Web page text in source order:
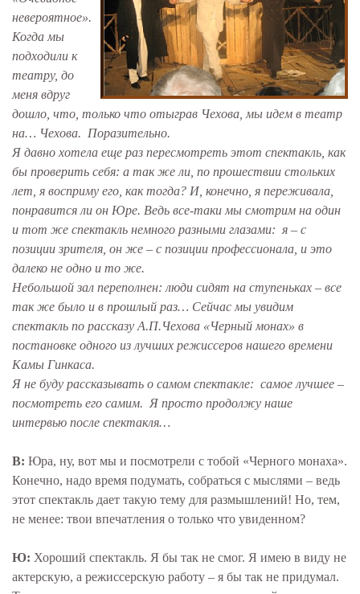
невероятное».
Когда мы
подходили к
театру, до
меня вдруг
дошло, что, только что отыграв Чехова, мы идем в театр
на… Чехова. Поразительно.
Я давно хотела еще раз пересмотреть этот спектакль, как
бы проверить себя: а так же ли, по прошествии стольких
лет, я восприму его, как тогда? И, конечно, я переживала,
понравится ли он Юре. Ведь все-таки мы смотрим на один
и тот же спектакль немного разными глазами: я – с
позиции зрителя, он же – с позиции профессионала, и это
далеко не одно и то же.
Небольшой зал переполнен: люди сидят на ступеньках – все
так же было и в прошлый раз… Сейчас мы увидим
спектакль по рассказу А.П.Чехова «Черный монах» в
постановке одного из лучших режиссеров нашего времени
Камы Гинкаса.
Я не буду рассказывать о самом спектакле: самое лучшее –
посмотреть его самим. Я просто продолжу наше
интервью после спектакля…
В: Юра, ну, вот мы и посмотрели с тобой «Черного монаха».
Конечно, надо время подумать, собраться с мыслями – ведь
этот спектакль дает такую тему для размышлений! Но, тем,
не менее: твои впечатления о только что увиденном?
Ю: Хороший спектакль. Я бы так не смог. Я имею в виду не
актерскую, а режиссерскую работу – я бы так не придумал.